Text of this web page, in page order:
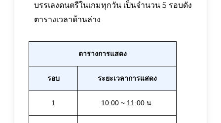
บรรเลงดนตรีในเกมทุกวัน เป็นจำนวน 5 รอบดัง
ตารางเวลาด้านล่าง
ตารางการแสดง
รอบ ระยะเวลาการแสดง
1 10:00 ~ 11:00 น.